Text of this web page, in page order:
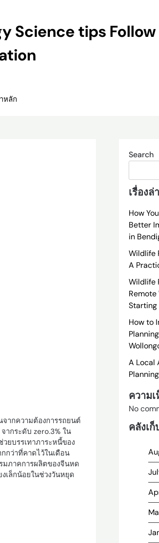
Science tips
หลัก
ากความต้องการรถยนต์
ากระดับ zero.3% ใน
ยบรรเทาภาระหนี้ของ
กว่าที่คาดไว้ในเดือน
มภาคการผลิตของจีนหด
เล็กน้อยในช่วงวันหยุด
Search
เรื่องล่
How
Better
in
Wildlife
A
Wildlife
Remote
Starting
How to
A Local
ความ
No
คลังเก็